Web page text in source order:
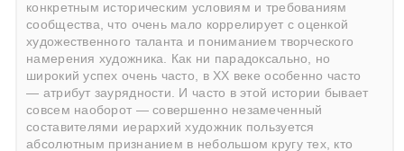
конкретным историческим условиям и требованиям
сообщества, что очень мало коррелирует с оценкой
художественного таланта и пониманием творческого
намерения художника. Как ни парадоксально, но
широкий успех очень часто, в ХХ веке особенно часто
— атрибут заурядности. И часто в этой истории бывает
совсем наоборот — совершенно незамеченный
составителями иерархий художник пользуется
абсолютным признанием в небольшом кругу тех, кто